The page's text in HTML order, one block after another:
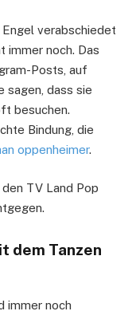
verabschiedet
immer noch. Das
Posts, auf
sagen, dass sie
besuchen.
Bindung, die
oppenheimer.
TV Land Pop
dem Tanzen
immer noch